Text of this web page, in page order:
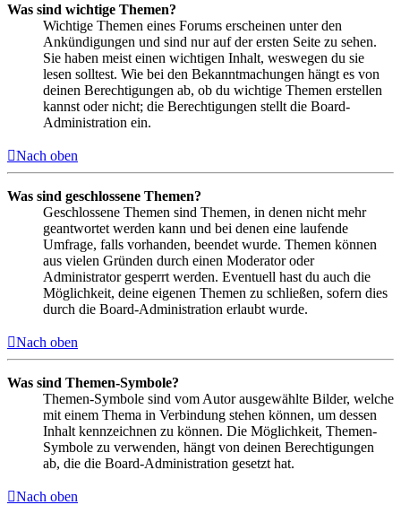
Was sind wichtige Themen?
Wichtige Themen eines Forums erscheinen unter den
Ankündigungen und sind nur auf der ersten Seite zu sehen.
Sie haben meist einen wichtigen Inhalt, weswegen du sie
lesen solltest. Wie bei den Bekanntmachungen hängt es von
deinen Berechtigungen ab, ob du wichtige Themen erstellen
kannst oder nicht; die Berechtigungen stellt die Board-
Administration ein.
Nach oben
Was sind geschlossene Themen?
Geschlossene Themen sind Themen, in denen nicht mehr
geantwortet werden kann und bei denen eine laufende
Umfrage, falls vorhanden, beendet wurde. Themen können
aus vielen Gründen durch einen Moderator oder
Administrator gesperrt werden. Eventuell hast du auch die
Möglichkeit, deine eigenen Themen zu schließen, sofern dies
durch die Board-Administration erlaubt wurde.
Nach oben
Was sind Themen-Symbole?
Themen-Symbole sind vom Autor ausgewählte Bilder, welche
mit einem Thema in Verbindung stehen können, um dessen
Inhalt kennzeichnen zu können. Die Möglichkeit, Themen-
Symbole zu verwenden, hängt von deinen Berechtigungen
ab, die die Board-Administration gesetzt hat.
Nach oben